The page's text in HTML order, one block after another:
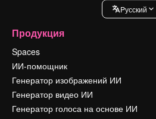
Pусский
Продукция
Spaces
ИИ-помощник
Генератор изображений ИИ
Генератор видео ИИ
Генератор голоса на основе ИИ